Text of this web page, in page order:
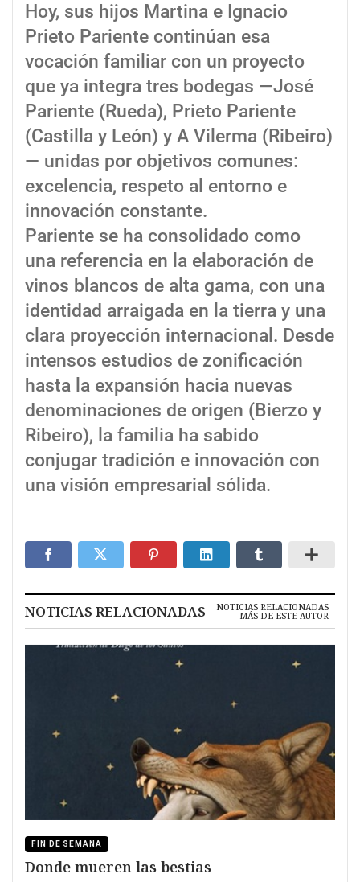
Hoy, sus hijos Martina e Ignacio
Prieto Pariente continúan esa
vocación familiar con un proyecto
que ya integra tres bodegas —José
Pariente (Rueda), Prieto Pariente
(Castilla y León) y A Vilerma (Ribeiro)
— unidas por objetivos comunes:
excelencia, respeto al entorno e
innovación constante.
Pariente se ha consolidado como
una referencia en la elaboración de
vinos blancos de alta gama, con una
identidad arraigada en la tierra y una
clara proyección internacional. Desde
intensos estudios de zonificación
hasta la expansión hacia nuevas
denominaciones de origen (Bierzo y
Ribeiro), la familia ha sabido
conjugar tradición e innovación con
una visión empresarial sólida.
NOTICIAS RELACIONADAS NOTICIAS RELACIONADAS
MÁS DE ESTE AUTOR
FIN DE SEMANA
Donde mueren las bestias